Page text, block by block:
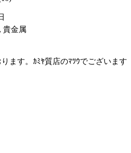
貴金属
ます。ｶﾐﾔ質店のﾏﾂｳでございます